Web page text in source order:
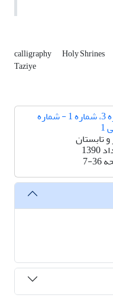
calligraphy Holy Shrines
Taziye
دوره 3، شماره 1 - شماره
1
و تابستان
7-36